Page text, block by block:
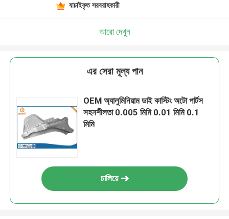
যাচাইকৃত সরবরাহকারী
আরো দেখুন
এর সেরা মূল্য পান
OEM অ্যালুমিনিয়াম ডাই কাস্টিং অটো পার্টস
সহনশীলতা 0.005 মিমি 0.01 মিমি 0.1
মিমি
চালিয়ে